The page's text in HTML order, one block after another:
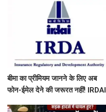
बीमा का प्रीमियम जानने के लिए अब
फोन-ईमेल देने की जरूरत नहीं! IRDAI